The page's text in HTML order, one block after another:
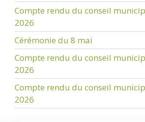
Compte rendu du conseil
2026
Cérémonie du 8 mai
Compte rendu du conseil
2026
Compte rendu du conseil
2026